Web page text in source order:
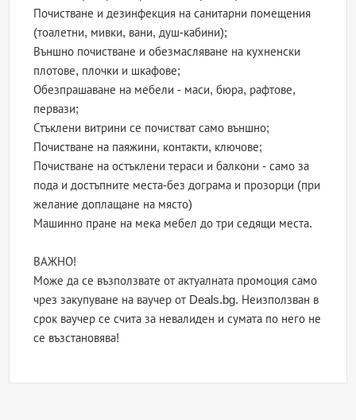
Почистване и дезинфекция на санитарни помещения
(тоалетни, мивки, вани, душ-кабини);
Външно почистване и обезмасляване на кухненски
плотове, плочки и шкафове;
Обезпрашаване на мебели - маси, бюра, рафтове,
первази;
Стъклени витрини се почистват само външно;
Почистване на паяжини, контакти, ключове;
Почистване на остъклени тераси и балкони - само за
пода и достъпните места-без дограма и прозорци (при
желание доплащане на място)
Машинно пране на мека мебел до три седящи места.
ВАЖНО!
Може да се възползвате от актуалната промоция само
чрез закупуване на ваучер от Deals.bg. Неизползван в
срок ваучер се счита за невалиден и сумата по него не
се възстановява!